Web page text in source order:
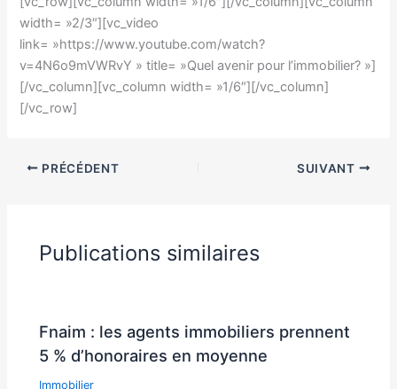
width= »2/3″][vc_video
link= »https://www.youtube.com/watch?
v=4N6o9mVWRvY » title= »Quel avenir pour l’immobilier? »]
[/vc_column][vc_column width= »1/6″][/vc_column]
[/vc_row]
PRÉCÉDENT SUIVANT
Publications similaires
Fnaim : les agents immobiliers prennent
5 % d’honoraires en moyenne
Immobilier